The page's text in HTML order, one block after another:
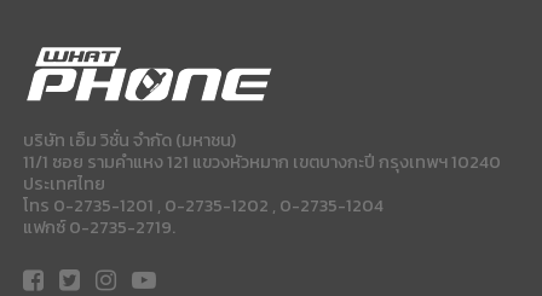
บริษัท เอ็ม วิชั่น จำกัด (มหาชน)
11/1 ซอย รามคำแหง 121 แขวงหัวหมาก เขตบางกะปี กรุงเทพฯ 10240
ประเทศไทย
โทร 0-2735-1201 , 0-2735-1202 , 0-2735-1204
แฟกซ์ 0-2735-2719.